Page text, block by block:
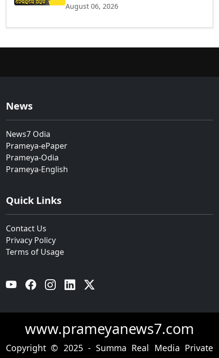
August 06, 2026
News
News7 Odia
Prameya-ePaper
Prameya-Odia
Prameya-English
Quick Links
Contact Us
Privacy Policy
Terms of Usage
YouTube Facebook Instagram Linkedin
www.prameyanews7.com
Copyright © 2025 - Summa Real Media Private